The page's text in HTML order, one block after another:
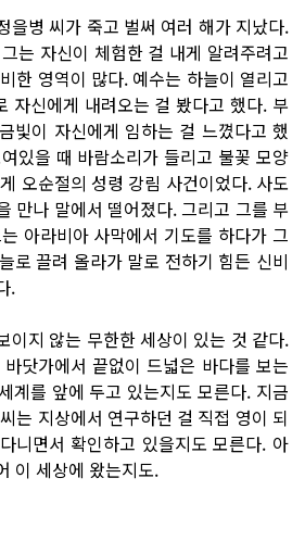
을병 씨가 죽고 벌써 여러 해가 지났다.
는 자신이 체험한 걸 내게 알려주려고
한 영역이 많다. 예수는 하늘이 열리고
자신에게 내려오는 걸 봤다고 했다. 부
빛이 자신에게 임하는 걸 느꼈다고 했
있을 때 바람소리가 들리고 불꽃 모양
오순절의 성령 강림 사건이었다. 사도
만나 말에서 떨어졌다. 그리고 그를 부
아라비아 사막에서 기도를 하다가 그
로 끌려 올라가 말로 전하기 힘든 신비
.
이지 않는 무한한 세상이 있는 것 같다.
닷가에서 끝없이 드넓은 바다를 보는
계를 앞에 두고 있는지도 모른다. 지금
는 지상에서 연구하던 걸 직접 영이 되
니면서 확인하고 있을지도 모른다. 아
이 세상에 왔는지도.